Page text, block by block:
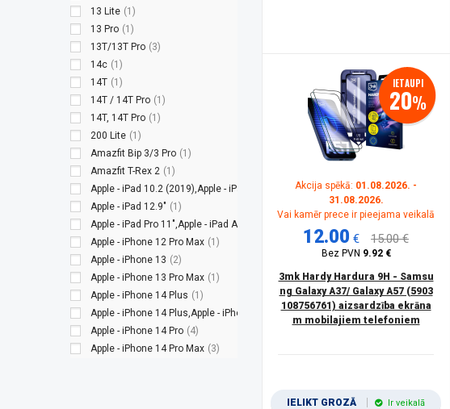
13 Lite (1)
13 Pro (1)
13T/13T Pro (3)
14c (1)
14T (1)
14T / 14T Pro (1)
14T, 14T Pro (1)
200 Lite (1)
Amazfit Bip 3/3 Pro (1)
Amazfit T-Rex 2 (1)
Apple - iPad 10.2 (2019),Apple - iPad 10.2 (2020),Apple - iPad 10.2 (2021) (1)
Apple - iPad 12.9″ (1)
Apple - iPad Pro 11″,Apple - iPad Air (2022),Apple - iPad Air (2020)
Apple - iPhone 12 Pro Max (1)
Apple - iPhone 13 (2)
Apple - iPhone 13 Pro Max (1)
Apple - iPhone 14 Plus (1)
Apple - iPhone 14 Plus,Apple - iPhone 13 Pro Max (2)
Apple - iPhone 14 Pro (4)
Apple - iPhone 14 Pro Max (3)
Apple - iPhone 14,Apple - iPhone 13,Apple - iPhone 13 Pro (2)
IETAUPI
20%
Akcija spēkā: 01.08.2026. -
31.08.2026.
Vai kamēr prece ir pieejama veikalā
12.00 € 15.00 €
Bez PVN 9.92 €
3mk Hardy Hardura 9H - Samsu
ng Galaxy A37/ Galaxy A57 (5903
108756761) aizsardzība ekrāna
m mobilajiem telefoniem
IELIKT GROZĀ Ir veikalā